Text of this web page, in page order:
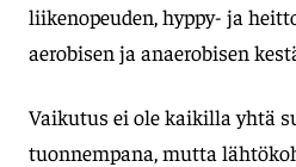
liikenopeuden, hyppy- ja
aerobisen ja anaerobisen
Vaikutus ei ole kaikilla yhtä
tuonnempana, mutta